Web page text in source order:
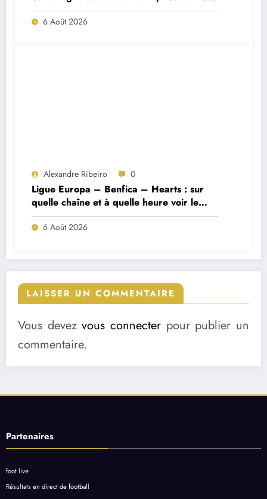
Porto ?
6 Août 2026
Alexandre Ribeiro 0
Ligue Europa – Benfica – Hearts : sur
quelle chaîne et à quelle heure voir le
match ?
6 Août 2026
LAISSER UN COMMENTAIRE
Vous devezvous connecter pour publier un
commentaire.
Partenaires
foot live
Résultats en direct de football